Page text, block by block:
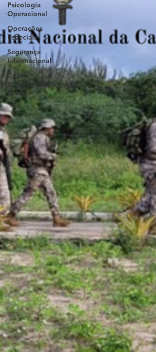
Psicologia
Operacional
Operações
Especiais
Segurança
Informacional
Crime
Organizado&Segurança
Pública